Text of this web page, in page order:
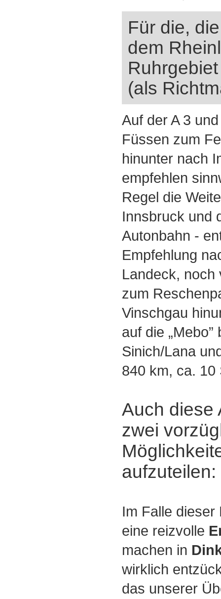
Für die,
dem
(als
Auf der A 3
Füssen zum
hinunter nach
empfehlen
Regel die
Innsbruck und
Autonbahn -
Empfehlung
Landeck, noch
zum
Vinschgau
auf die „Mebo”
Sinich/Lana
840 km, ca. 10
Auch diese
zwei
aufzuteilen:
Im Falle dieser
eine reizvolle
machen in
wirklich
das unserer